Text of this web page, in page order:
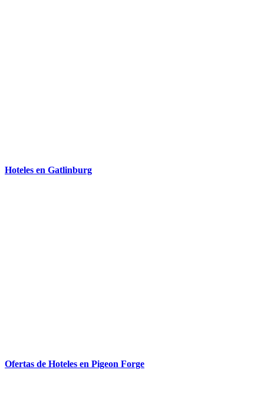
Hoteles en Gatlinburg
Ofertas de Hoteles en Pigeon Forge